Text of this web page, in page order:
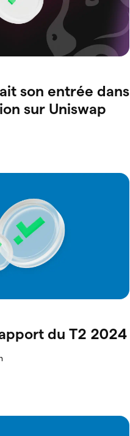
son entrée dans
sur Uniswap
du T2 2024